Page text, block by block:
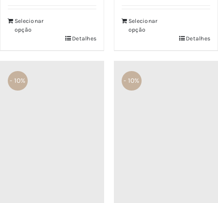
Selecionar
opção
Detalhes
Selecionar
opção
Detalhes
- 10% - 10%